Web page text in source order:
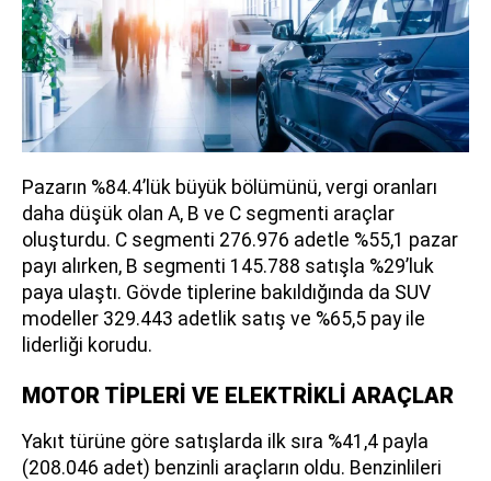
Pazarın %84.4’lük büyük bölümünü, vergi oranları
daha düşük olan A, B ve C segmenti araçlar
oluşturdu. C segmenti 276.976 adetle %55,1 pazar
payı alırken, B segmenti 145.788 satışla %29’luk
paya ulaştı. Gövde tiplerine bakıldığında da SUV
modeller 329.443 adetlik satış ve %65,5 pay ile
liderliği korudu.
MOTOR TİPLERİ VE ELEKTRİKLİ ARAÇLAR
Yakıt türüne göre satışlarda ilk sıra %41,4 payla
(208.046 adet) benzinli araçların oldu. Benzinlileri